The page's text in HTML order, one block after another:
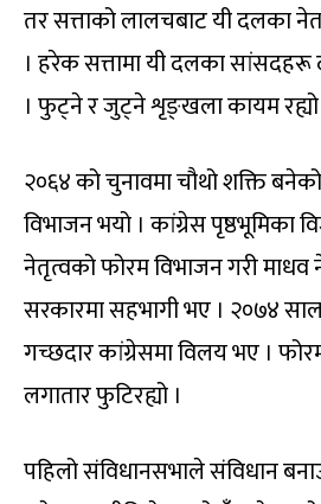
तर सत्ताको लालचबाट यी दलका
। हरेक सत्तामा यी दलका सांसदहरू
। फुट्ने र जुट्ने शृङ्खला कायम रह्यो
२०६४ को चुनावमा चौथो शक्ति
विभाजन भयो । कांग्रेस पृष्ठभूमिका
नेतृत्वको फोरम विभाजन गरी
सरकारमा सहभागी भए । २०७४
गच्छदार कांग्रेसमा विलय भए ।
लगातार फुटिरह्यो ।
पहिलो संविधानसभाले संविधान